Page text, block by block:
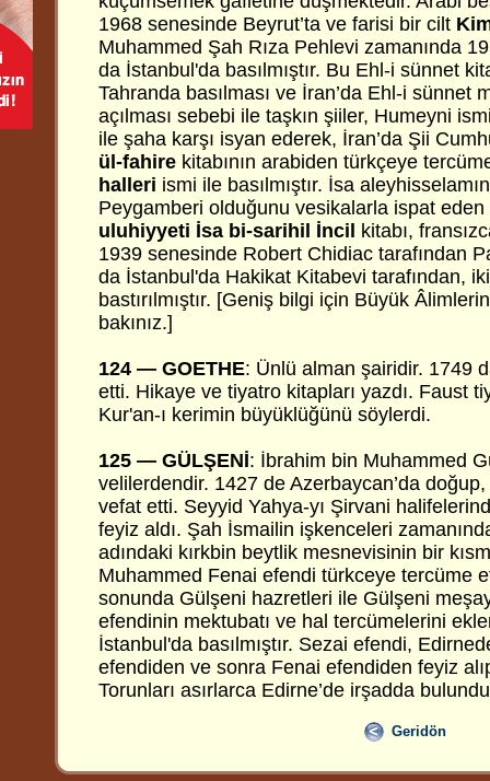
1968 senesinde Beyrut’ta ve farisi bir cilt
Muhammed Şah Rıza Pehlevi zamanında
da İstanbul'da basılmıştır. Bu Ehl-i sünnet
Tahranda basılması ve İran’da Ehl-i sünnet
açılması sebebi ile taşkın şiiler, Humeyni
ile şaha karşı isyan ederek, İran’da Şii
ül-fahire kitabının arabiden türkçeye
halleri ismi ile basılmıştır. İsa
Peygamberi olduğunu vesikalarla ispat eden
uluhiyyeti İsa bi-sarihil İncil
kitabı,
1939 senesinde Robert Chidiac tarafından
da İstanbul'da Hakikat Kitabevi tarafından,
bastırılmıştır. [Geniş bilgi için Büyük
bakınız.]
124 — GOETHE: Ünlü alman şairidir. 1749
etti. Hikaye ve tiyatro kitapları yazdı. Faust
Kur'an-ı kerimin büyüklüğünü söylerdi.
125 — GÜLŞENİ: İbrahim bin Muhammed
velilerdendir. 1427 de Azerbaycan’da doğup,
vefat etti. Seyyid Yahya-yı Şirvani
feyiz aldı. Şah İsmailin işkenceleri
adındaki kırkbin beytlik mesnevisinin bir
Muhammed Fenai efendi türkceye tercüme
sonunda Gülşeni hazretleri ile Gülşeni
efendinin mektubatı ve hal tercümelerini
İstanbul'da basılmıştır. Sezai efendi,
efendiden ve sonra Fenai efendiden feyiz
Torunları asırlarca Edirne’de irşadda
Geridön